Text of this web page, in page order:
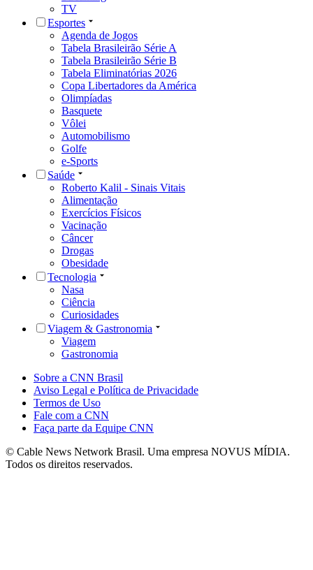
TV
Esportes
Agenda de Jogos
Tabela Brasileirão Série A
Tabela Brasileirão Série B
Tabela Eliminatórias 2026
Copa Libertadores da América
Olimpíadas
Basquete
Vôlei
Automobilismo
Golfe
e-Sports
Saúde
Roberto Kalil - Sinais Vitais
Alimentação
Exercícios Físicos
Vacinação
Câncer
Drogas
Obesidade
Tecnologia
Nasa
Ciência
Curiosidades
Viagem & Gastronomia
Viagem
Gastronomia
Sobre a CNN Brasil
Aviso Legal e Política de Privacidade
Termos de Uso
Fale com a CNN
Faça parte da Equipe CNN
© Cable News Network Brasil. Uma empresa NOVUS MÍDIA.
Todos os direitos reservados.